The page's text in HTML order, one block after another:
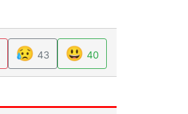
40
😃
43
😥